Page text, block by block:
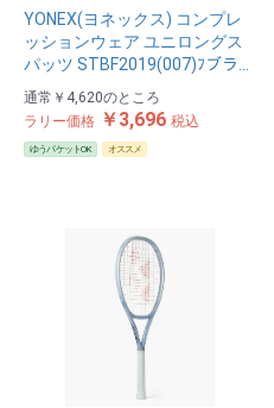
YONEX(ヨネックス) コンプレ
ッションウェア ユニロングス
パッツ STBF2019(007)ﾌブラ…
通常 ￥4,620のところ
ラリー価格 ￥3,696 税込
ゆうパケットOK オススメ